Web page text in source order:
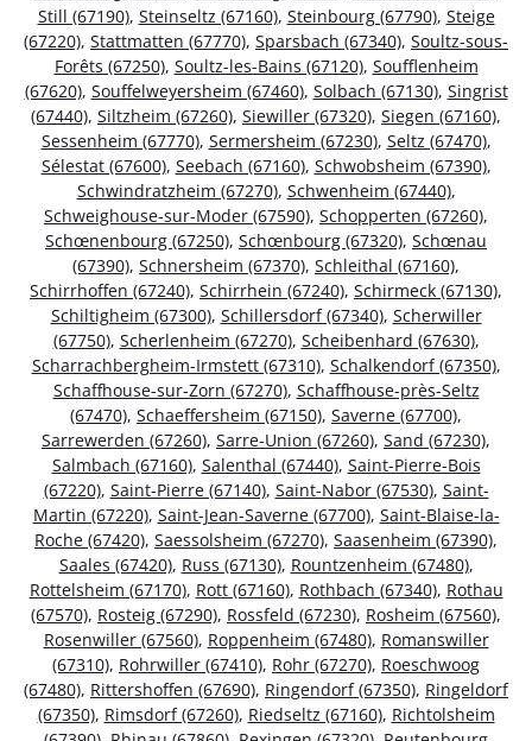
Still (67190), Steinseltz (67160), Steinbourg (67790), Steige
(67220), Stattmatten (67770), Sparsbach (67340), Soultz-sous-
Forêts (67250), Soultz-les-Bains (67120), Soufflenheim
(67620), Souffelweyersheim (67460), Solbach (67130), Singrist
(67440), Siltzheim (67260), Siewiller (67320), Siegen (67160),
Sessenheim (67770), Sermersheim (67230), Seltz (67470),
Sélestat (67600), Seebach (67160), Schwobsheim (67390),
Schwindratzheim (67270), Schwenheim (67440),
Schweighouse-sur-Moder (67590), Schopperten (67260),
Schœnenbourg (67250), Schœnbourg (67320), Schœnau
(67390), Schnersheim (67370), Schleithal (67160),
Schirrhoffen (67240), Schirrhein (67240), Schirmeck (67130),
Schiltigheim (67300), Schillersdorf (67340), Scherwiller
(67750), Scherlenheim (67270), Scheibenhard (67630),
Scharrachbergheim-Irmstett (67310), Schalkendorf (67350),
Schaffhouse-sur-Zorn (67270), Schaffhouse-près-Seltz
(67470), Schaeffersheim (67150), Saverne (67700),
Sarrewerden (67260), Sarre-Union (67260), Sand (67230),
Salmbach (67160), Salenthal (67440), Saint-Pierre-Bois
(67220), Saint-Pierre (67140), Saint-Nabor (67530), Saint-
Martin (67220), Saint-Jean-Saverne (67700), Saint-Blaise-la-
Roche (67420), Saessolsheim (67270), Saasenheim (67390),
Saales (67420), Russ (67130), Rountzenheim (67480),
Rottelsheim (67170), Rott (67160), Rothbach (67340), Rothau
(67570), Rosteig (67290), Rossfeld (67230), Rosheim (67560),
Rosenwiller (67560), Roppenheim (67480), Romanswiller
(67310), Rohrwiller (67410), Rohr (67270), Roeschwoog
(67480), Rittershoffen (67690), Ringendorf (67350), Ringeldorf
(67350), Rimsdorf (67260), Riedseltz (67160), Richtolsheim